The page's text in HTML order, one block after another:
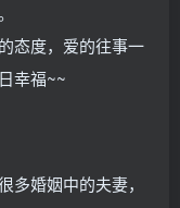
态度，爱的往事一
幸福~~
婚姻中的夫妻，